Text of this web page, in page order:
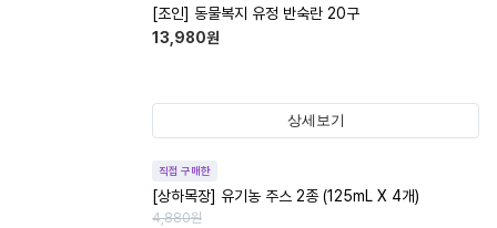
[조인] 동물복지 유정 반숙란 20구
13,980원
상세보기
직접 구매한
[상하목장] 유기농 주스 2종 (125mL X 4개)
4,880원